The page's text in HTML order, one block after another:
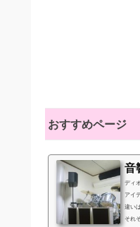
おすすめページ
音
ディ
アイ
違い
それ